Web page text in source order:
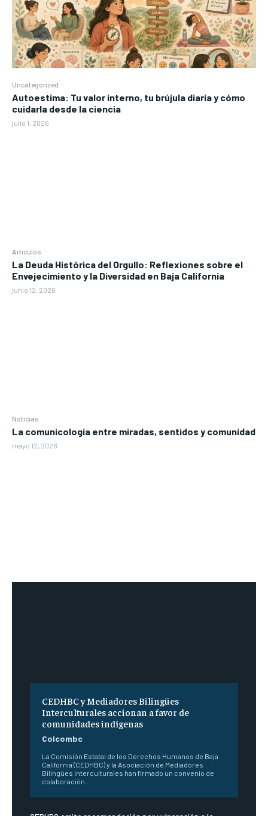
Uncategorized
Autoestima: Tu valor interno, tu brújula diaria y cómo
cuidarla desde la ciencia
julio 1, 2026
Artículos
La Deuda Histórica del Orgullo: Reflexiones sobre el
Envejecimiento y la Diversidad en Baja California
junio 12, 2026
Noticias
La comunicología entre miradas, sentidos y comunidad
mayo 12, 2026
CEDHBC y Mediadores Bilingües
Interculturales accionan a favor de
comunidades indígenas
Colcombc
La Comisión Estatal de los Derechos Humanos de Baja
California (CEDHBC) y la Asociación de Mediadores
Bilingües Interculturales han firmado un convenio de
colaboración...